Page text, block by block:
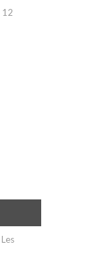
12
Les